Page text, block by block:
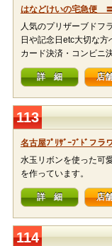
はなどけいの宅急便
人気のプリザーブドフ
日や記念日etc大切な
カード決済・コンビニ
詳 細 店
113
名古屋ﾌﾟﾘｻﾞｰﾌﾞﾄﾞフ
水玉リボンを使った可
を作っています。
詳 細 店
114